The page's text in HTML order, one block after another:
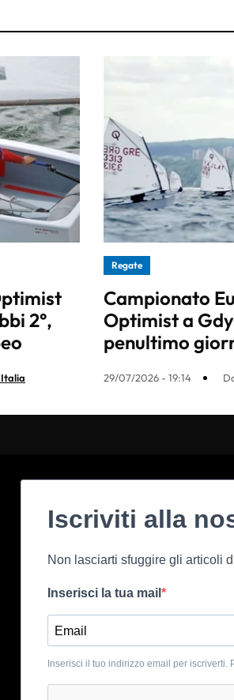
2°,
Regate
Campionato
Optimist a
penultimo
29/07/2026 - 19:14
Iscriviti alla
Non lasciarti sfuggire gli articoli
Inserisci la tua mail
Inserisci il tuo indirizzo email per iscriverti.